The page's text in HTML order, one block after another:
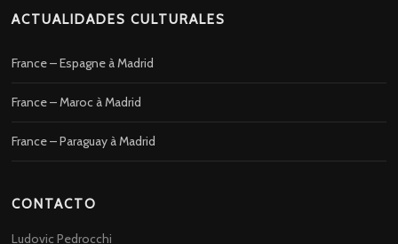
ACTUALIDADES CULTURALES
France – Espagne à Madrid
France – Maroc à Madrid
France – Paraguay à Madrid
CONTACTO
Ludovic Pedrocchi